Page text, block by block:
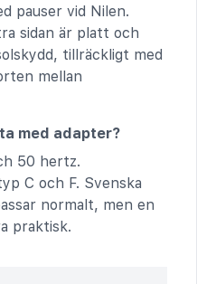
pauser vid Nilen.
sidan är platt och
tillräckligt med
mellan
med adapter?
50 hertz.
C och F. Svenska
normalt, men en
praktisk.